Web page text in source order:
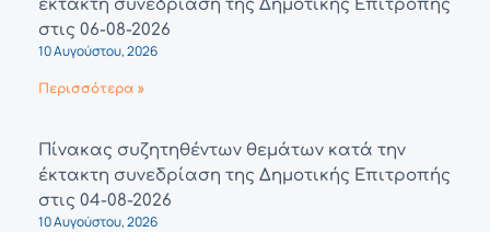
έκτακτη συνεδρίαση της Δημοτικής Επιτροπής
στις 06-08-2026
10 Αυγούστου, 2026
Περισσότερα »
Πίνακας συζητηθέντων θεμάτων κατά την
έκτακτη συνεδρίαση της Δημοτικής Επιτροπής
στις 04-08-2026
10 Αυγούστου, 2026